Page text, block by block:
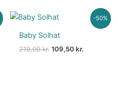
-50%
Baby Solhat
219,00kr.
Den
pris
var:
219,00 kr..
109,50kr.
Den
aktuelle
109,50 kr..